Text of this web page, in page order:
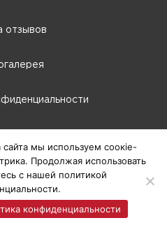
отзывов
Крылова, 66-Б
мы используем соокіе-
Продолжая использовать
с нашей политикой
конфиденциальности